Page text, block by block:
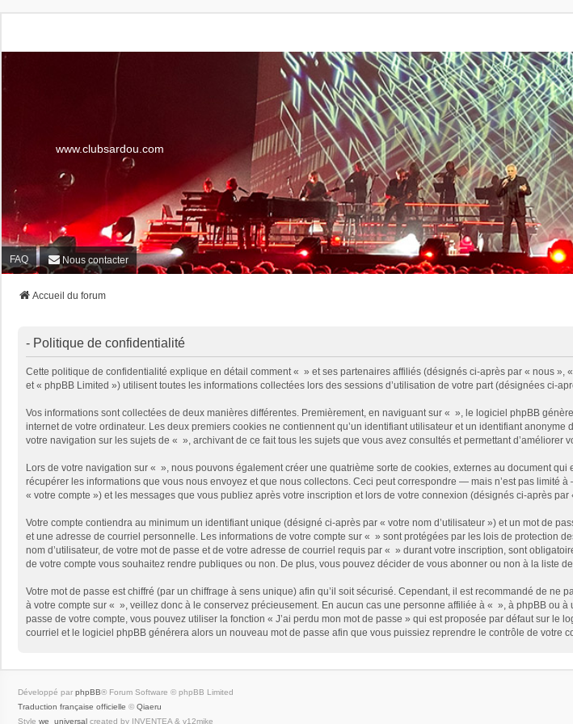
www.clubsardou.com
FAQ Nous contacter
Accueil du forum
- Politique de confidentialité
Cette politique de confidentialité explique en détail comment « » et ses partenaires affiliés (désignés ci-après par « nous
et « phpBB Limited ») utilisent toutes les informations collectées lors des sessions d’utilisation de votre part (désignées ci-
Vos informations sont collectées de deux manières différentes. Premièrement, en naviguant sur « », le logiciel phpBB
internet de votre ordinateur. Les deux premiers cookies ne contiennent qu’un identifiant utilisateur et un identifiant
votre navigation sur les sujets de « », archivant de ce fait tous les sujets que vous avez consultés et permettant d’améliorer
Lors de votre navigation sur « », nous pouvons également créer une quatrième sorte de cookies, externes au document
récupérer les informations que vous nous envoyez et que nous collectons. Ceci peut correspondre — mais n’est pas
« votre compte ») et les messages que vous publiez après votre inscription et lors de votre connexion (désignés ci-après par
Votre compte contiendra au minimum un identifiant unique (désigné ci-après par « votre nom d’utilisateur ») et un mot de
et une adresse de courriel personnelle. Les informations de votre compte sur « » sont protégées par les lois de protection
nom d’utilisateur, de votre mot de passe et de votre adresse de courriel requis par « » durant votre inscription, sont
de votre compte vous souhaitez rendre publiques ou non. De plus, vous pouvez décider de vous abonner ou non à la liste
Votre mot de passe est chiffré (par un chiffrage à sens unique) afin qu’il soit sécurisé. Cependant, il est recommandé de
à votre compte sur « », veillez donc à le conservez précieusement. En aucun cas une personne affiliée à « », à phpBB ou
passe de votre compte, vous pouvez utiliser la fonction « J’ai perdu mon mot de passe » qui est proposée par défaut sur
courriel et le logiciel phpBB générera alors un nouveau mot de passe afin que vous puissiez reprendre le contrôle de votre
Développé par phpBB® Forum Software © phpBB Limited
Traduction française officielle © Qiaeru
Style we_universal created by INVENTEA & v12mike